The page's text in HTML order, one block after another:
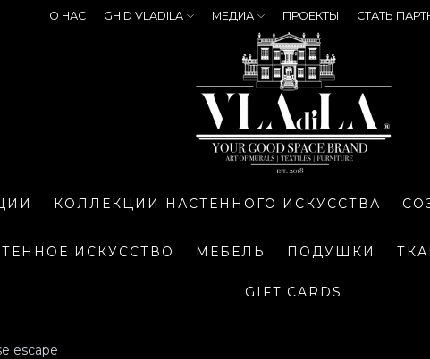
О НАС GHID VLADILA МЕДИА ПРОЕКТЫ СТАТЬ
КОЛЛЕКЦИИ НАСТЕННОГО ИСКУССТВА
ИСКУССТВО МЕБЕЛЬ ПОДУШКИ
GIFT CARDS
escape